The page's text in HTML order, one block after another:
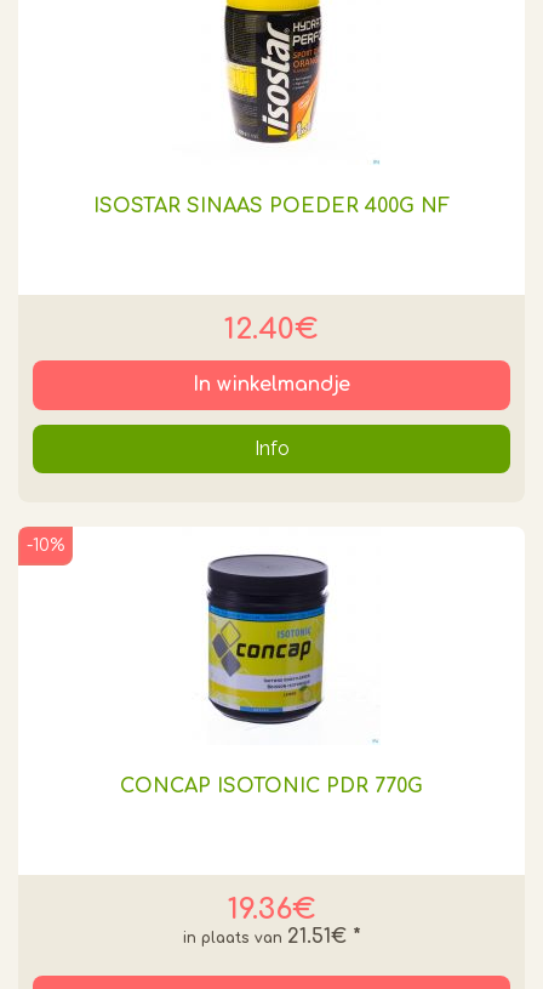
ISOSTAR SINAAS POEDER 400G NF
12.40€
In winkelmandje
Info
CONCAP ISOTONIC PDR 770G
19.36€
-10%
21.51€ *